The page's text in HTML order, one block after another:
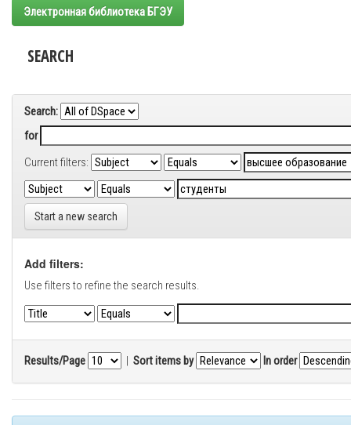
Электронная библиотека БГЭУ
SEARCH
Search:
for
Current filters:
Start a new search
Add filters:
Use filters to refine the search results.
Results/Page | Sort items by In order